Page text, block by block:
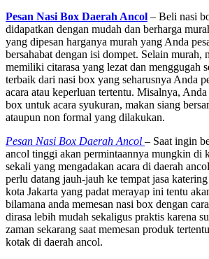
Pesan Nasi Box Daerah Ancol – Beli nasi
didapatkan dengan mudah dan berharga
yang dipesan harganya murah yang Anda
bersahabat dengan isi dompet. Selain murah,
memiliki citarasa yang lezat dan menggugah
terbaik dari nasi box yang seharusnya Anda
acara atau keperluan tertentu. Misalnya,
box untuk acara syukuran, makan siang
ataupun non formal yang dilakukan.
Pesan Nasi Box Daerah Ancol – Saat ingin
ancol tinggi akan permintaannya mungkin di
sekali yang mengadakan acara di daerah
perlu datang jauh-jauh ke tempat jasa
kota Jakarta yang padat merayap ini tentu
bilamana anda memesan nasi box dengan
dirasa lebih mudah sekaligus praktis karena
zaman sekarang saat memesan produk
kotak di daerah ancol.